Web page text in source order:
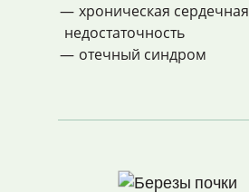
хроническая сердечная
недостаточность
отечный синдром